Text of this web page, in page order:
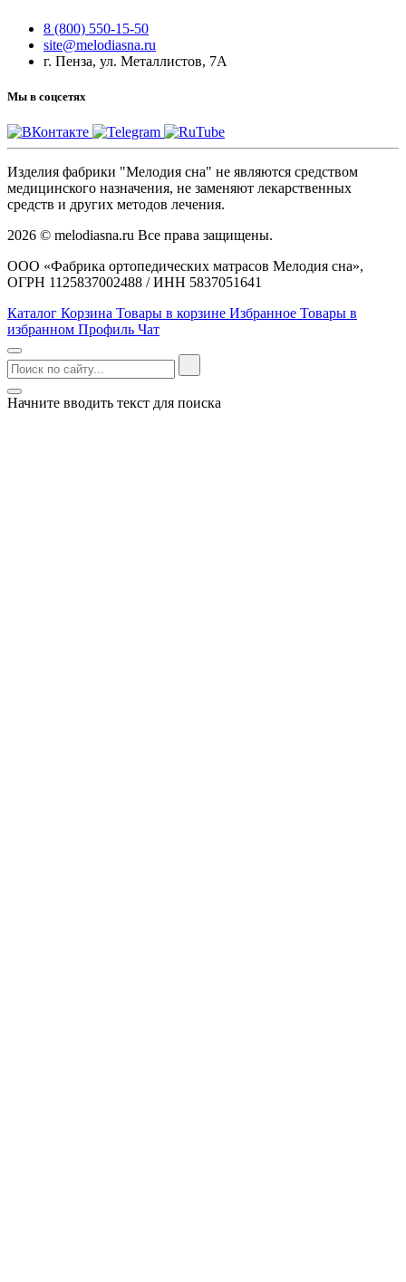
8 (800) 550-15-50
site@melodiasna.ru
г. Пенза, ул. Металлистов, 7А
Мы в соцсетях
Изделия фабрики "Мелодия сна" не являются средством
медицинского назначения, не заменяют лекарственных
средств и других методов лечения.
2026 © melodiasna.ru Все права защищены.
ООО «Фабрика ортопедических матрасов Мелодия сна»,
ОГРН 1125837002488 / ИНН 5837051641
Каталог Корзина Товары в корзине Избранное Товары в
избранном Профиль Чат
Начните вводить текст для поиска